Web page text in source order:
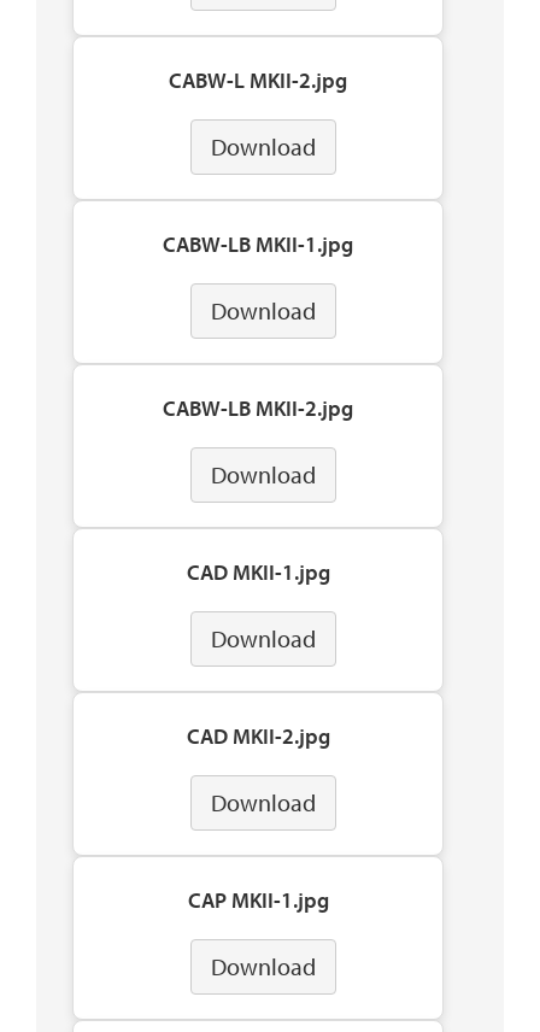
CABW-L MKII-2.jpg
Download
CABW-LB MKII-1.jpg
Download
CABW-LB MKII-2.jpg
Download
CAD MKII-1.jpg
Download
CAD MKII-2.jpg
Download
CAP MKII-1.jpg
Download